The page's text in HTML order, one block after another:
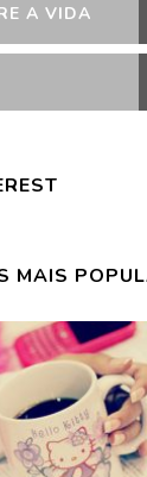
A VIDA
MAIS